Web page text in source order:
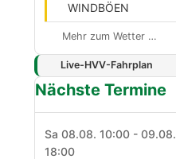
WINDBÖEN
Mehr zum Wetter …
Live-HVV-Fahrplan
Nächste Termine
Sa 08.08. 10:00 - 09.08.
18:00